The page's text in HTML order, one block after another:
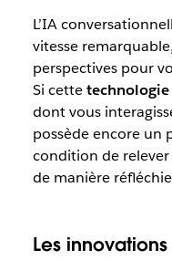
L’IA
vitesse
perspectives pour
Si cettetechnologie
dont vous
possède encore un
condition de relever
de manière
Les